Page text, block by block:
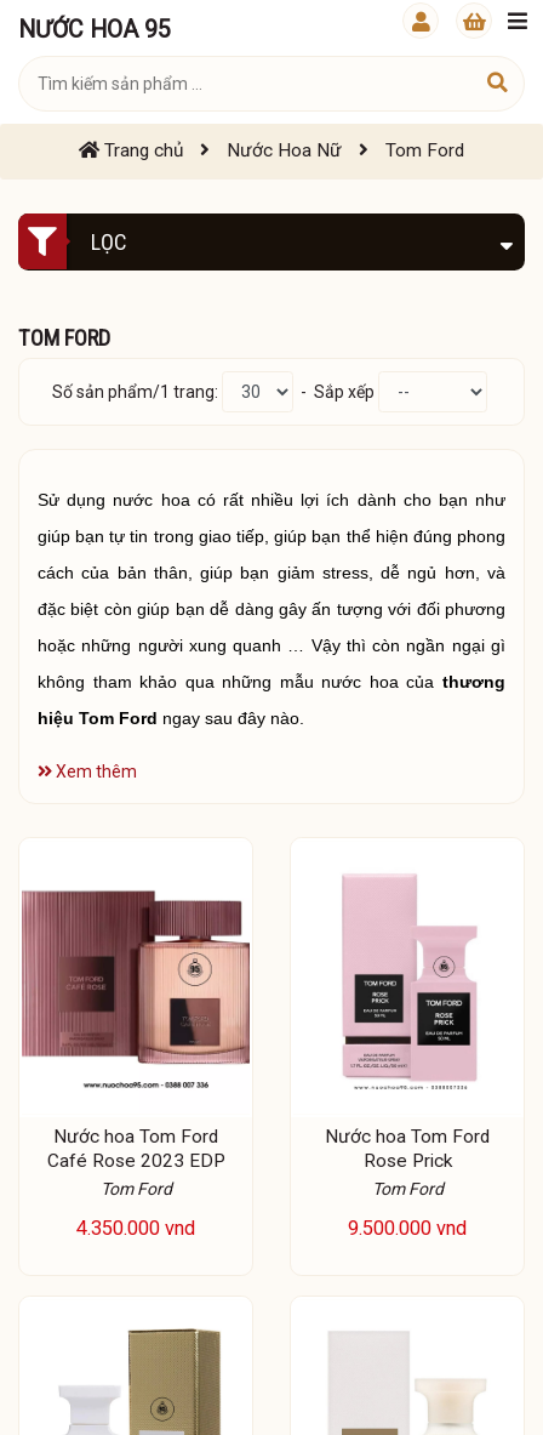
NƯỚC HOA 95
Trang chủ Nước Hoa Nữ Tom Ford
LỌC
TOM FORD
Số sản phẩm/1 trang: - Sắp xếp
Sử dụng nước hoa có rất nhiều lợi ích dành cho bạn như
giúp bạn tự tin trong giao tiếp, giúp bạn thể hiện đúng phong
cách của bản thân, giúp bạn giảm stress, dễ ngủ hơn, và
đặc biệt còn giúp bạn dễ dàng gây ấn tượng với đối phương
hoặc những người xung quanh … Vậy thì còn ngần ngại gì
không tham khảo qua những mẫu nước hoa của thương
hiệu Tom Ford ngay sau đây nào.
Xem thêm
Nước hoa Tom Ford
Café Rose 2023 EDP
Tom Ford
4.350.000 vnd
Nước hoa Tom Ford
Rose Prick
Tom Ford
9.500.000 vnd